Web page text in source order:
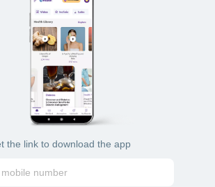
the link to download the app